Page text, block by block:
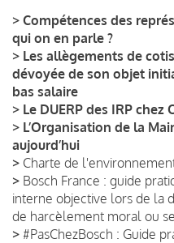
> Compétences des
qui on en parle ?
> Les allègements de
dévoyée de son objet
bas salaire
> Le DUERP des IRP chez
> L’Organisation de la
aujourd’hui
> Charte de
> Bosch France : guide
interne objective lors de la
de harcèlement moral ou
> #PasChezBosch : Guide